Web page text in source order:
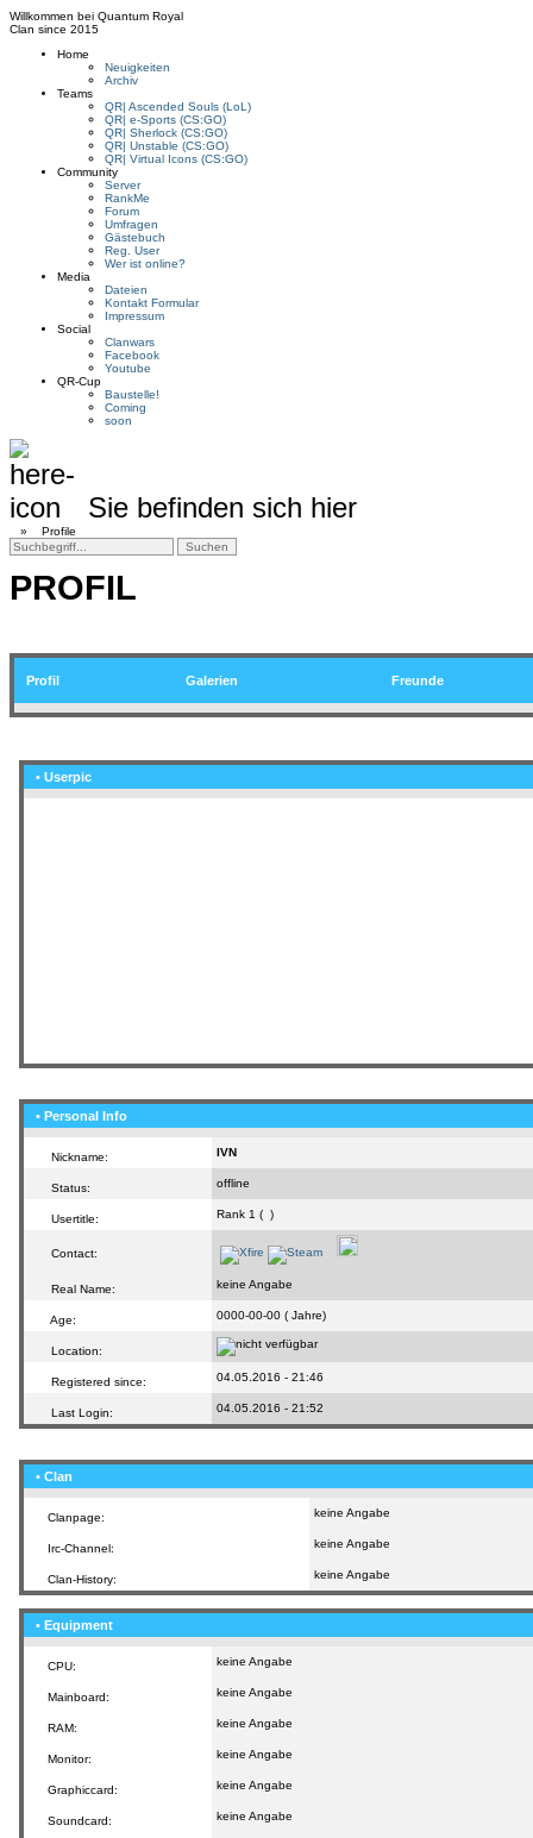
Willkommen bei Quantum Royal
Clan since 2015
Home
Neuigkeiten
Archiv
Teams
QR| Ascended Souls (LoL)
QR| e-Sports (CS:GO)
QR| Sherlock (CS:GO)
QR| Unstable (CS:GO)
QR| Virtual Icons (CS:GO)
Community
Server
RankMe
Forum
Umfragen
Gästebuch
Reg. User
Wer ist online?
Media
Dateien
Kontakt Formular
Impressum
Social
Clanwars
Facebook
Youtube
QR-Cup
Baustelle!
Coming
soon
Sie befinden sich hier
» Profile
PROFIL
Profil Galerien Freunde
• Userpic
• Personal Info
Nickname: IVN
Status: offline
Usertitle: Rank 1 ( )
Contact:
Real Name: keine Angabe
Age: 0000-00-00 ( Jahre)
Location:
Registered since: 04.05.2016 - 21:46
Last Login: 04.05.2016 - 21:52
• Clan
Clanpage: keine Angabe
Irc-Channel: keine Angabe
Clan-History: keine Angabe
• Equipment
CPU: keine Angabe
Mainboard: keine Angabe
RAM: keine Angabe
Monitor: keine Angabe
Graphiccard: keine Angabe
Soundcard: keine Angabe